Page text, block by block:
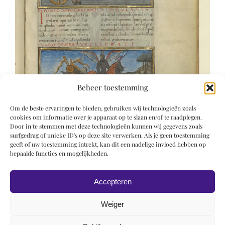
Beheer toestemming
Om de beste ervaringen te bieden, gebruiken wij technologieën zoals
cookies om informatie over je apparaat op te slaan en/of te raadplegen.
Door in te stemmen met deze technologieën kunnen wij gegevens zoals
surfgedrag of unieke ID's op deze site verwerken. Als je geen toestemming
geeft of uw toestemming intrekt, kan dit een nadelige invloed hebben op
bepaalde functies en mogelijkheden.
Accepteren
Weiger